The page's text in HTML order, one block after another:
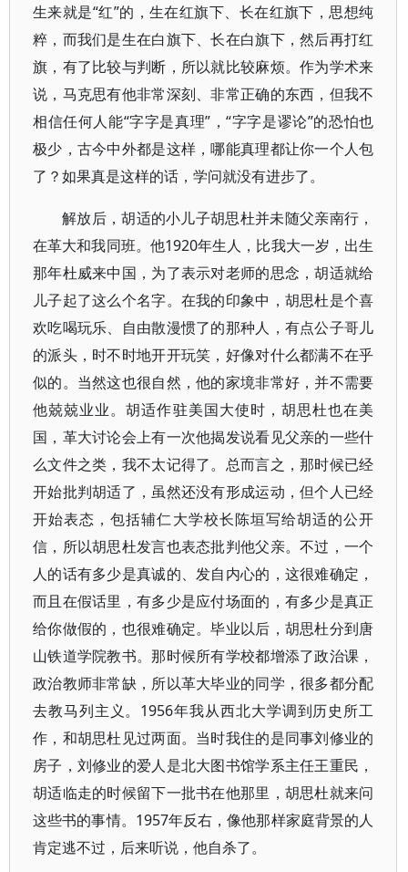
生来就是“红”的，生在红旗下、长在红旗下，思想纯
粹，而我们是生在白旗下、长在白旗下，然后再打红
旗，有了比较与判断，所以就比较麻烦。作为学术来
说，马克思有他非常深刻、非常正确的东西，但我不
相信任何人能“字字是真理”，“字字是谬论”的恐怕也
极少，古今中外都是这样，哪能真理都让你一个人包
了？如果真是这样的话，学问就没有进步了。
解放后，胡适的小儿子胡思杜并未随父亲南行，
在革大和我同班。他1920年生人，比我大一岁，出生
那年杜威来中国，为了表示对老师的思念，胡适就给
儿子起了这么个名字。在我的印象中，胡思杜是个喜
欢吃喝玩乐、自由散漫惯了的那种人，有点公子哥儿
的派头，时不时地开开玩笑，好像对什么都满不在乎
似的。当然这也很自然，他的家境非常好，并不需要
他兢兢业业。胡适作驻美国大使时，胡思杜也在美
国，革大讨论会上有一次他揭发说看见父亲的一些什
么文件之类，我不太记得了。总而言之，那时候已经
开始批判胡适了，虽然还没有形成运动，但个人已经
开始表态，包括辅仁大学校长陈垣写给胡适的公开
信，所以胡思杜发言也表态批判他父亲。不过，一个
人的话有多少是真诚的、发自内心的，这很难确定，
而且在假话里，有多少是应付场面的，有多少是真正
给你做假的，也很难确定。毕业以后，胡思杜分到唐
山铁道学院教书。那时候所有学校都增添了政治课，
政治教师非常缺，所以革大毕业的同学，很多都分配
去教马列主义。1956年我从西北大学调到历史所工
作，和胡思杜见过两面。当时我住的是同事刘修业的
房子，刘修业的爱人是北大图书馆学系主任王重民，
胡适临走的时候留下一批书在他那里，胡思杜就来问
这些书的事情。1957年反右，像他那样家庭背景的人
肯定逃不过，后来听说，他自杀了。